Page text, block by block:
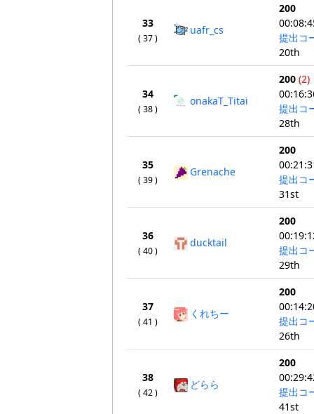
33
( 37 )
uafr_cs
200
提出コ
20th
34
( 38 )
onakaT_Titai
200 (2)
提出コ
28th
35
( 39 )
Grenache
200
提出コ
31st
36
( 40 )
ducktail
200
提出コ
29th
37
( 41 )
くれちー
200
提出コ
26th
38
( 42 )
どらら
200
提出コ
41st